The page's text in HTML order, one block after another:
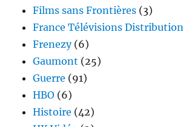
Films sans Frontières (3)
France Télévisions Distribution
Frenezy(6)
Gaumont (25)
Guerre (91)
HBO (6)
Histoire (42)